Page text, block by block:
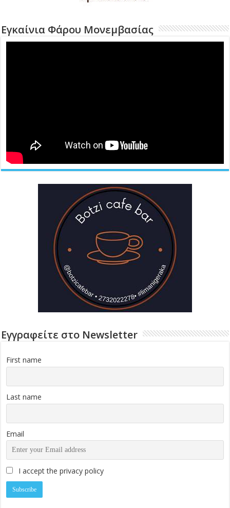
Εγκαίνια Φάρου Μονεμβασίας
Εγγραφείτε στο Newsletter
First name
Last name
Email
I accept the privacy policy